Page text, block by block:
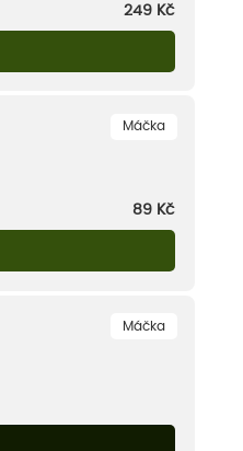
249 Kč
Máčka
89 Kč
Máčka